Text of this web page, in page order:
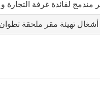
مندمج لفائدة غرفة
أشغال تهيئة مقر ملحقة